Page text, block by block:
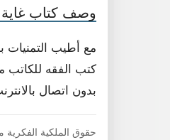
وصف كتاب غاية
مع أطيب التمنيات
كتب الفقه للكاتب
بدون اتصال
حقوق الملكية الفكرية